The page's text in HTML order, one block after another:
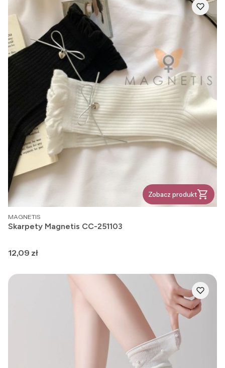
Zobacz produkt
PRODUCENT
MAGNETIS
Skarpety Magnetis CC-251103
Cena
12,09 zł